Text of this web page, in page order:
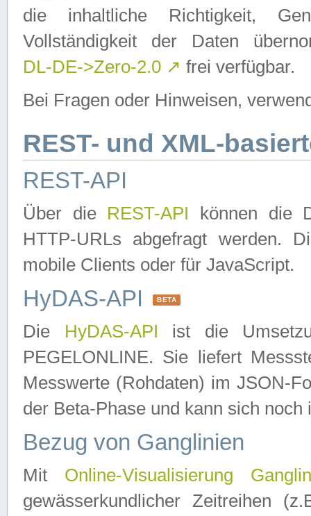
die inhaltliche Richtigkeit,
Vollständigkeit der Daten
DL-DE->Zero-2.0 ↗ frei verfügbar.
Bei Fragen oder Hinweisen,
REST- und XML-
REST-API
Über die REST-API können die
HTTP-URLs abgefragt werden.
mobile Clients oder für JavaScript.
HyDAS-API BETA
Die HyDAS-API ist die
PEGELONLINE. Sie liefert
Messwerte (Rohdaten) im JSON-
der Beta-Phase und kann sich noch
Bezug von Ganglinien
Mit Online-Visualisierung
gewässerkundlicher Zeitreihen